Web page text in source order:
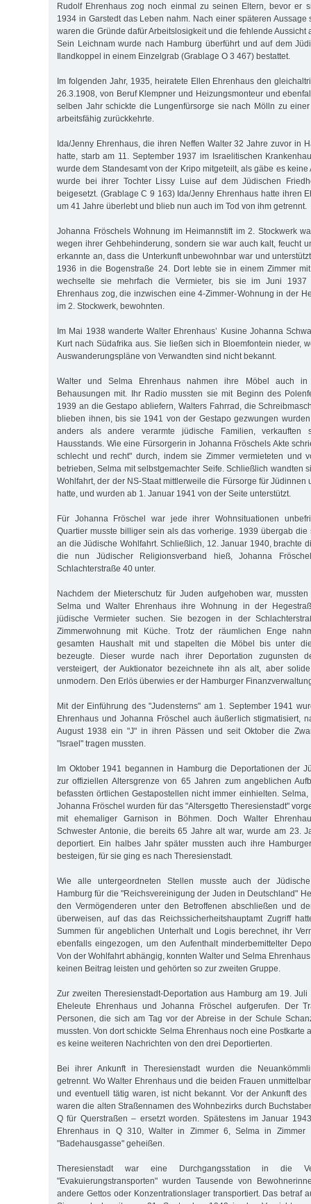
Rudolf Ehrenhaus zog noch einmal zu seinen Eltern, bevor er
1934 in Garstedt das Leben nahm. Nach einer späteren Aussage
waren die Gründe dafür Arbeitslosigkeit und die fehlende Aussicht
Sein Leichnam wurde nach Hamburg überführt und auf dem
Ilandkoppel in einem Einzelgrab (Grablage O 3 467) bestattet.
Im folgenden Jahr, 1935, heiratete Ellen Ehrenhaus den
26.3.1908, von Beruf Klempner und Heizungsmonteur und
selben Jahr schickte die Lungenfürsorge sie nach Mölln zu
arbeitsfähig zurückkehrte.
Ida/Jenny Ehrenhaus, die ihren Neffen Walter 32 Jahre zuvor in
hatte, starb am 11. September 1937 im Israelitischen
wurde dem Standesamt von der Kripo mitgeteilt, als gäbe es
wurde bei ihrer Tochter Lissy Luise auf dem Jüdischen
beigesetzt. (Grablage C 9 163) Ida/Jenny Ehrenhaus hatte ihren
um 41 Jahre überlebt und blieb nun auch im Tod von ihm getrennt.
Johanna Fröschels Wohnung im Heimannstift im 2. Stockwerk
wegen ihrer Gehbehinderung, sondern sie war auch kalt, feucht
erkannte an, dass die Unterkunft unbewohnbar war und
1936 in die Bogenstraße 24. Dort lebte sie in einem Zimmer
wechselte sie mehrfach die Vermieter, bis sie im Juni 1937
Ehrenhaus zog, die inzwischen eine 4-Zimmer-Wohnung in der
im 2. Stockwerk, bewohnten.
Im Mai 1938 wanderte Walter Ehrenhaus’ Kusine Johanna
Kurt nach Südafrika aus. Sie ließen sich in Bloemfontein nieder,
Auswanderungspläne von Verwandten sind nicht bekannt.
Walter und Selma Ehrenhaus nahmen ihre Möbel auch
Behausungen mit. Ihr Radio mussten sie mit Beginn des
1939 an die Gestapo abliefern, Walters Fahrrad, die
blieben ihnen, bis sie 1941 von der Gestapo gezwungen
anders als andere verarmte jüdische Familien, verkauften
Hausstands. Wie eine Fürsorgerin in Johanna Fröschels Akte
schlecht und recht" durch, indem sie Zimmer vermieteten und
betrieben, Selma mit selbstgemachter Seife. Schließlich wandten
Wohlfahrt, der der NS-Staat mittlerweile die Fürsorge für Jüdinnen
hatte, und wurden ab 1. Januar 1941 von der Seite unterstützt.
Für Johanna Fröschel war jede ihrer Wohnsituationen
Quartier musste billiger sein als das vorherige. 1939 übergab die
an die Jüdische Wohlfahrt. Schließlich, 12. Januar 1940, brachte
die nun Jüdischer Religionsverband hieß, Johanna
Schlachterstraße 40 unter.
Nachdem der Mieterschutz für Juden aufgehoben war,
Selma und Walter Ehrenhaus ihre Wohnung in der
jüdische Vermieter suchen. Sie bezogen in der
Zimmerwohnung mit Küche. Trotz der räumlichen Enge
gesamten Haushalt mit und stapelten die Möbel bis unter
bezeugte. Dieser wurde nach ihrer Deportation zugunsten
versteigert, der Auktionator bezeichnete ihn als alt, aber
unmodern. Den Erlös überwies er der Hamburger
Mit der Einführung des "Judensterns" am 1. September 1941
Ehrenhaus und Johanna Fröschel auch äußerlich stigmatisiert,
August 1938 ein "J" in ihren Pässen und seit Oktober die
"Israel" tragen mussten.
Im Oktober 1941 begannen in Hamburg die Deportationen der
zur offiziellen Altersgrenze von 65 Jahren zum angeblichen
befassten örtlichen Gestapostellen nicht immer einhielten.
Johanna Fröschel wurden für das "Altersgetto Theresienstadt"
mit ehemaliger Garnison in Böhmen. Doch Walter
Schwester Antonie, die bereits 65 Jahre alt war, wurde am 23.
deportiert. Ein halbes Jahr später mussten auch ihre
besteigen, für sie ging es nach Theresienstadt.
Wie alle untergeordneten Stellen musste auch der
Hamburg für die "Reichsvereinigung der Juden in Deutschland"
den Vermögenderen unter den Betroffenen abschließen und
überweisen, auf das das Reichssicherheitshauptamt Zugriff
Summen für angeblichen Unterhalt und Logis berechnet, ihr
ebenfalls eingezogen, um den Aufenthalt minderbemittelter
Von der Wohlfahrt abhängig, konnten Walter und Selma
keinen Beitrag leisten und gehörten so zur zweiten Gruppe.
Zur zweiten Theresienstadt-Deportation aus Hamburg am 19.
Eheleute Ehrenhaus und Johanna Fröschel aufgerufen. Der
Personen, die sich am Tag vor der Abreise in der Schule
mussten. Von dort schickte Selma Ehrenhaus noch eine Postkarte
es keine weiteren Nachrichten von den drei Deportierten.
Bei ihrer Ankunft in Theresienstadt wurden die
getrennt. Wo Walter Ehrenhaus und die beiden Frauen
und eventuell tätig waren, ist nicht bekannt. Vor der Ankunft des
waren die alten Straßennamen des Wohnbezirks durch
Q für Querstraßen – ersetzt worden. Spätestens im Januar
Ehrenhaus in Q 310, Walter in Zimmer 6, Selma in Zimmer
"Badehausgasse" geheißen.
Theresienstadt war eine Durchgangsstation in die
"Evakuierungstransporten" wurden Tausende von
andere Gettos oder Konzentrationslager transportiert. Das betraf